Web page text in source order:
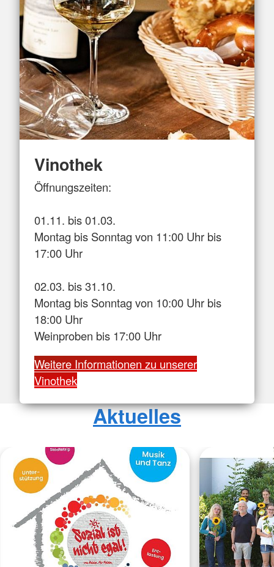
Vinothek
Öffnungszeiten:
01.11. bis 01.03.
Montag bis Sonntag von 11:00 Uhr bis
17:00 Uhr
02.03. bis 31.10.
Montag bis Sonntag von 10:00 Uhr bis
18:00 Uhr
Weinproben bis 17:00 Uhr
Weitere Informationen zu unserer
Vinothek
Aktuelles